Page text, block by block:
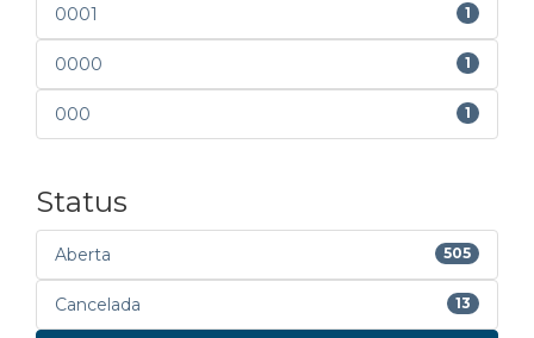
0001 1
0000 1
000 1
Status
Aberta 505
Cancelada 13